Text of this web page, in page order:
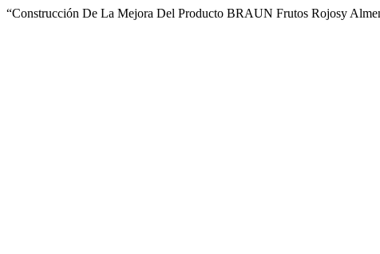
“Construcción De La Mejora Del Producto BRAUN Frutos Rojosy